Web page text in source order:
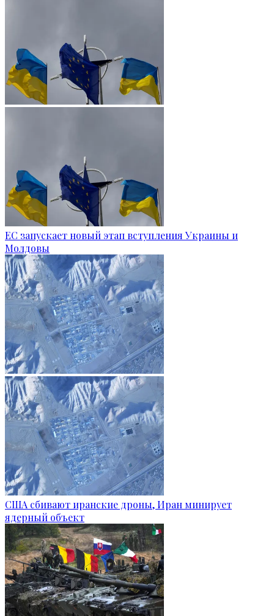
ЕС запускает новый этап вступления Украины и
Молдовы
США сбивают иранские дроны, Иран минирует
ядерный объект